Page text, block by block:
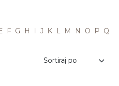
F G H I J K L M N O P Q